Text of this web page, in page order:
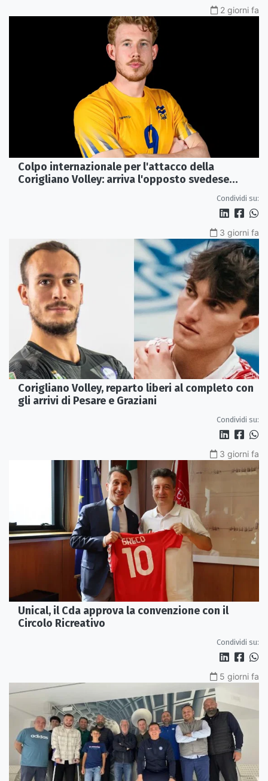
2 giorni fa
Colpo internazionale per l'attacco della
Corigliano Volley: arriva l'opposto svedese
Condividi su:
3 giorni fa
Corigliano Volley, reparto liberi al completo con
gli arrivi di Pesare e Graziani
Condividi su:
3 giorni fa
Unical, il Cda approva la convenzione con il
Circolo Ricreativo
Condividi su:
5 giorni fa